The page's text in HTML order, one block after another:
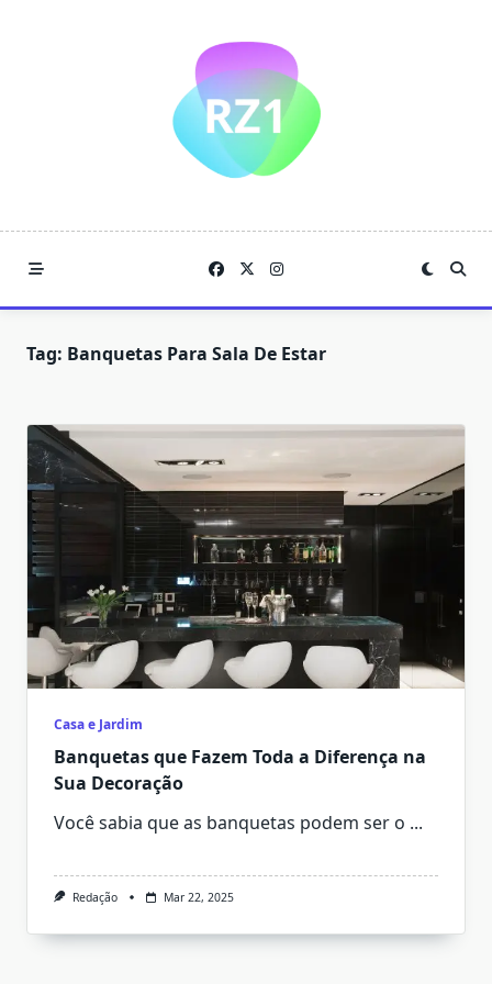
Tag: Banquetas Para Sala De Estar
Casa e Jardim
Banquetas que Fazem Toda a Diferença na
Sua Decoração
Você sabia que as banquetas podem ser o ...
Redação Mar 22, 2025